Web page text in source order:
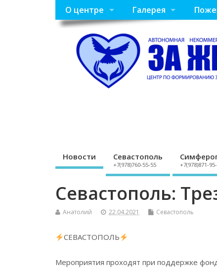
О центре Галерея
Новости Севастополь
+7(978)760-55-55 +7(978)871-
Севастополь:
Анатолий 22.04.2021 Севастополь
СЕВАСТОПОЛЬ
Мероприятия проходят при поддержке